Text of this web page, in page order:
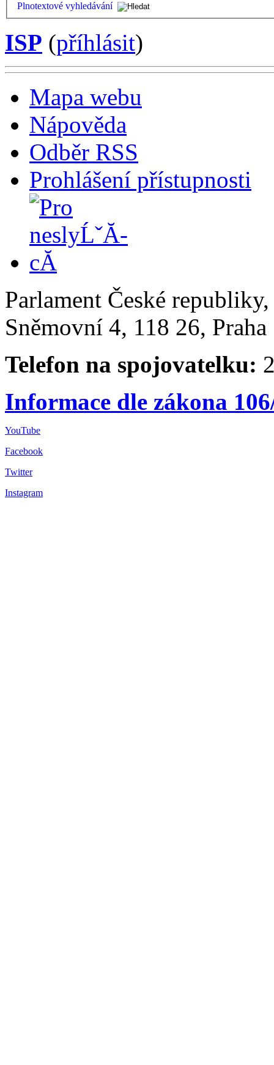
Plnotextové vyhledávání
ISP (příhlásit)
Mapa webu
Nápověda
Odběr RSS
Prohlášení přístupnosti
Parlament České
Sněmovní 4, 118 26,
Telefon na spojovatelku:
Informace dle zákona
YouTube
Facebook
Twitter
Instagram